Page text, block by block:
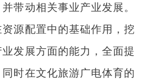
带动相关事业产业发展。
源配置中的基础作用，挖
发展方面的能力，全面提
时在文化旅游广电体育的